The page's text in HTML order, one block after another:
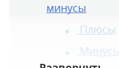
минусы
Плюсы